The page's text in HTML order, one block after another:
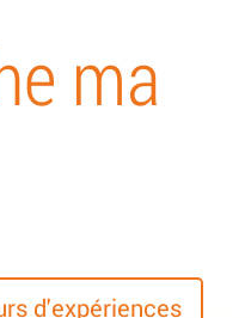
ma
d'expériences